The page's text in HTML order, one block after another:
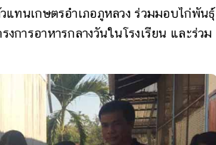
ทนเกษตรอำเภอภูหลวง ร่วมมอบไก่พันธุ์
การอาหารกลางวันในโรงเรียน และร่วม